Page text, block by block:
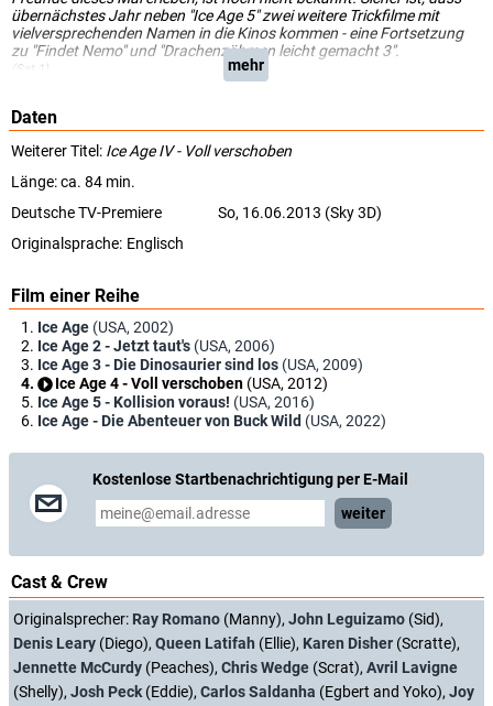
übernächstes Jahr neben "Ice Age 5" zwei weitere Trickfilme mit
vielversprechenden Namen in die Kinos kommen - eine Fortsetzung
zu "Findet Nemo" und "Drachenzähmen leicht gemacht 3".
(Sat.1) mehr
Daten
Weiterer Titel: Ice Age IV - Voll verschoben
Länge: ca. 84 min.
Deutsche TV-Premiere
So, 16.06.2013 (Sky 3D)
Originalsprache: Englisch
Film einer Reihe
Ice Age (USA, 2002)
Ice Age 2 - Jetzt taut's (USA, 2006)
Ice Age 3 - Die Dinosaurier sind los (USA, 2009)
Ice Age 4 - Voll verschoben (USA, 2012)
Ice Age 5 - Kollision voraus! (USA, 2016)
Ice Age - Die Abenteuer von Buck Wild (USA, 2022)
Kostenlose Startbenachrichtigung per E-Mail
weiter
Cast & Crew
Originalsprecher: Ray Romano (Manny), John Leguizamo (Sid),
Denis Leary (Diego), Queen Latifah (Ellie), Karen Disher (Scratte),
Jennette McCurdy (Peaches), Chris Wedge (Scrat), Avril Lavigne
(Shelly), Josh Peck (Eddie), Carlos Saldanha (Egbert and Yoko), Joy